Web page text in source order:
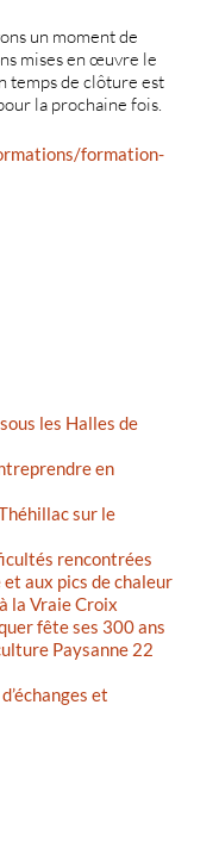
un moment de
mises en œuvre le
temps de clôture est
la prochaine fois.
formation-
les Halles de
en
sur le
rencontrées
aux pics de chaleur
la Vraie Croix
fête ses 300 ans
Paysanne 22
et